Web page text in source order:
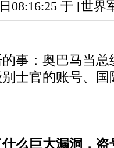
08:16:25 于 [世
事：奥巴马当总
士官的账号、
么巨大漏洞，